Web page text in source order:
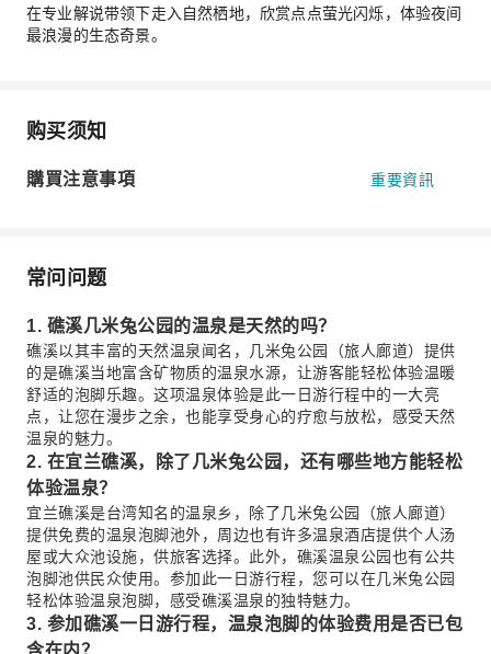
在专业解说带领下走入自然栖地，欣赏点点萤光闪烁，体验夜间
最浪漫的生态奇景。
购买须知
購買注意事項 重要資訊
常问问题
1. 礁溪几米兔公园的温泉是天然的吗？
礁溪以其丰富的天然温泉闻名，几米兔公园（旅人廊道）提供
的是礁溪当地富含矿物质的温泉水源，让游客能轻松体验温暖
舒适的泡脚乐趣。这项温泉体验是此一日游行程中的一大亮
点，让您在漫步之余，也能享受身心的疗愈与放松，感受天然
温泉的魅力。
2. 在宜兰礁溪，除了几米兔公园，还有哪些地方能轻松
体验温泉？
宜兰礁溪是台湾知名的温泉乡，除了几米兔公园（旅人廊道）
提供免费的温泉泡脚池外，周边也有许多温泉酒店提供个人汤
屋或大众池设施，供旅客选择。此外，礁溪温泉公园也有公共
泡脚池供民众使用。参加此一日游行程，您可以在几米兔公园
轻松体验温泉泡脚，感受礁溪温泉的独特魅力。
3. 参加礁溪一日游行程，温泉泡脚的体验费用是否已包
含在内？